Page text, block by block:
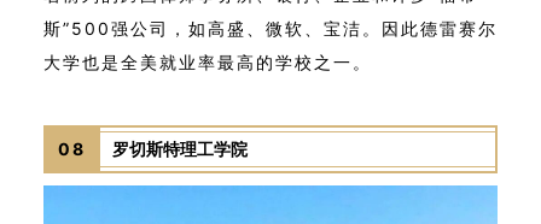
斯”500强公司，如高盛、微软、宝洁。因此德雷赛尔
大学也是全美就业率最高的学校之一。
08 罗切斯特理工学院